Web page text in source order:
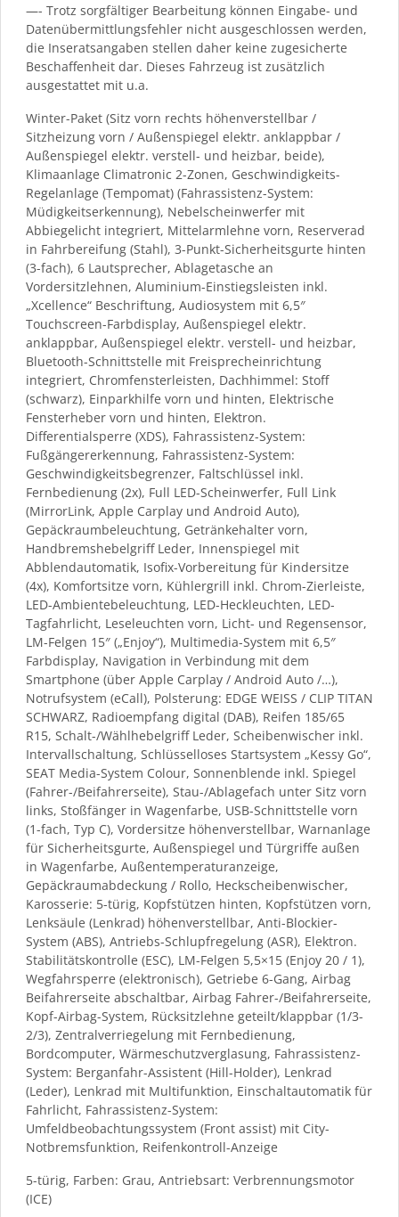
—- Trotz sorgfältiger Bearbeitung können Eingabe- und
Datenübermittlungsfehler nicht ausgeschlossen werden,
die Inseratsangaben stellen daher keine zugesicherte
Beschaffenheit dar. Dieses Fahrzeug ist zusätzlich
ausgestattet mit u.a.
Winter-Paket (Sitz vorn rechts höhenverstellbar /
Sitzheizung vorn / Außenspiegel elektr. anklappbar /
Außenspiegel elektr. verstell- und heizbar, beide),
Klimaanlage Climatronic 2-Zonen, Geschwindigkeits-
Regelanlage (Tempomat) (Fahrassistenz-System:
Müdigkeitserkennung), Nebelscheinwerfer mit
Abbiegelicht integriert, Mittelarmlehne vorn, Reserverad
in Fahrbereifung (Stahl), 3-Punkt-Sicherheitsgurte hinten
(3-fach), 6 Lautsprecher, Ablagetasche an
Vordersitzlehnen, Aluminium-Einstiegsleisten inkl.
„Xcellence“ Beschriftung, Audiosystem mit 6,5″
Touchscreen-Farbdisplay, Außenspiegel elektr.
anklappbar, Außenspiegel elektr. verstell- und heizbar,
Bluetooth-Schnittstelle mit Freisprecheinrichtung
integriert, Chromfensterleisten, Dachhimmel: Stoff
(schwarz), Einparkhilfe vorn und hinten, Elektrische
Fensterheber vorn und hinten, Elektron.
Differentialsperre (XDS), Fahrassistenz-System:
Fußgängererkennung, Fahrassistenz-System:
Geschwindigkeitsbegrenzer, Faltschlüssel inkl.
Fernbedienung (2x), Full LED-Scheinwerfer, Full Link
(MirrorLink, Apple Carplay und Android Auto),
Gepäckraumbeleuchtung, Getränkehalter vorn,
Handbremshebelgriff Leder, Innenspiegel mit
Abblendautomatik, Isofix-Vorbereitung für Kindersitze
(4x), Komfortsitze vorn, Kühlergrill inkl. Chrom-Zierleiste,
LED-Ambientebeleuchtung, LED-Heckleuchten, LED-
Tagfahrlicht, Leseleuchten vorn, Licht- und Regensensor,
LM-Felgen 15″ („Enjoy“), Multimedia-System mit 6,5″
Farbdisplay, Navigation in Verbindung mit dem
Smartphone (über Apple Carplay / Android Auto /…),
Notrufsystem (eCall), Polsterung: EDGE WEISS / CLIP TITAN
SCHWARZ, Radioempfang digital (DAB), Reifen 185/65
R15, Schalt-/Wählhebelgriff Leder, Scheibenwischer inkl.
Intervallschaltung, Schlüsselloses Startsystem „Kessy Go“,
SEAT Media-System Colour, Sonnenblende inkl. Spiegel
(Fahrer-/Beifahrerseite), Stau-/Ablagefach unter Sitz vorn
links, Stoßfänger in Wagenfarbe, USB-Schnittstelle vorn
(1-fach, Typ C), Vordersitze höhenverstellbar, Warnanlage
für Sicherheitsgurte, Außenspiegel und Türgriffe außen
in Wagenfarbe, Außentemperaturanzeige,
Gepäckraumabdeckung / Rollo, Heckscheibenwischer,
Karosserie: 5-türig, Kopfstützen hinten, Kopfstützen vorn,
Lenksäule (Lenkrad) höhenverstellbar, Anti-Blockier-
System (ABS), Antriebs-Schlupfregelung (ASR), Elektron.
Stabilitätskontrolle (ESC), LM-Felgen 5,5×15 (Enjoy 20 / 1),
Wegfahrsperre (elektronisch), Getriebe 6-Gang, Airbag
Beifahrerseite abschaltbar, Airbag Fahrer-/Beifahrerseite,
Kopf-Airbag-System, Rücksitzlehne geteilt/klappbar (1/3-
2/3), Zentralverriegelung mit Fernbedienung,
Bordcomputer, Wärmeschutzverglasung, Fahrassistenz-
System: Berganfahr-Assistent (Hill-Holder), Lenkrad
(Leder), Lenkrad mit Multifunktion, Einschaltautomatik für
Fahrlicht, Fahrassistenz-System:
Umfeldbeobachtungssystem (Front assist) mit City-
Notbremsfunktion, Reifenkontroll-Anzeige
5-türig, Farben: Grau, Antriebsart: Verbrennungsmotor
(ICE)